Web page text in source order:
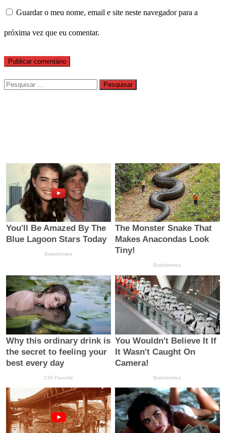
Guardar o meu nome, email e site neste navegador para a
próxima vez que eu comentar.
Pesquisar
por: